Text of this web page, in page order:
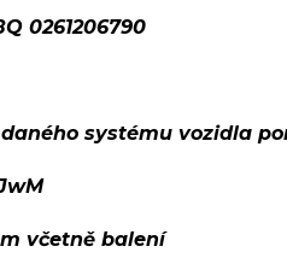
0261206790
systému vozidla
včetně balení